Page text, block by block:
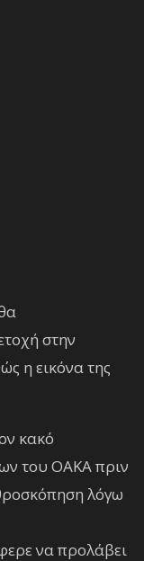
στην
η εικόνα της
κακό
του ΟΑΚΑ πριν
λόγω
να προλάβει